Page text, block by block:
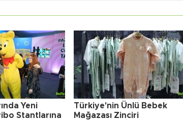
Yeni
Stantlarına
Türkiye'nin Ünlü Bebek
Mağazası Zinciri